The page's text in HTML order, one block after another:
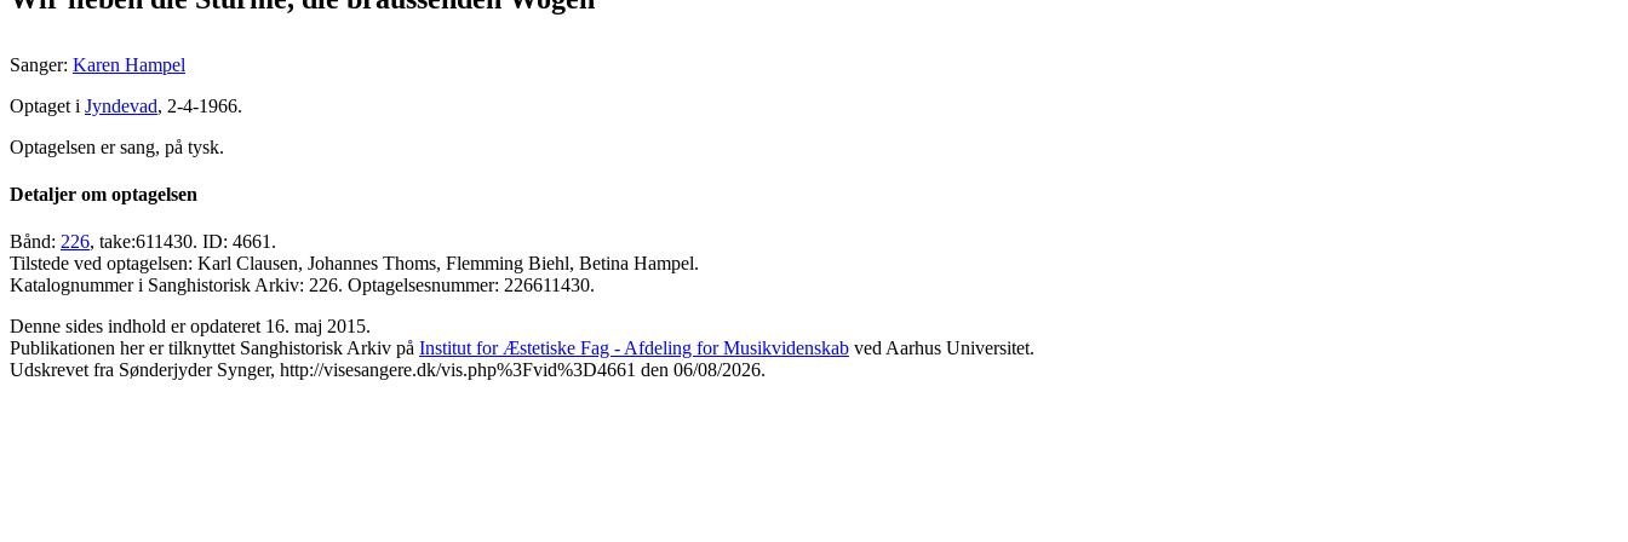
Sanger: Karen Hampel
Optaget i Jyndevad, 2-4-1966.
Optagelsen er sang, på tysk.
Detaljer om optagelsen
Bånd: 226, take:611430. ID: 4661.
Tilstede ved optagelsen: Karl Clausen, Johannes Thoms, Flemming Biehl, Betina Hampel.
Katalognummer i Sanghistorisk Arkiv: 226. Optagelsesnummer: 226611430.
Denne sides indhold er opdateret 16. maj 2015.
Publikationen her er tilknyttet Sanghistorisk Arkiv på Institut for Æstetiske Fag - Afdeling for Musikvidenskab ved Aarhus Universitet.
Udskrevet fra Sønderjyder Synger, http://visesangere.dk/vis.php%3Fvid%3D4661 den 06/08/2026.